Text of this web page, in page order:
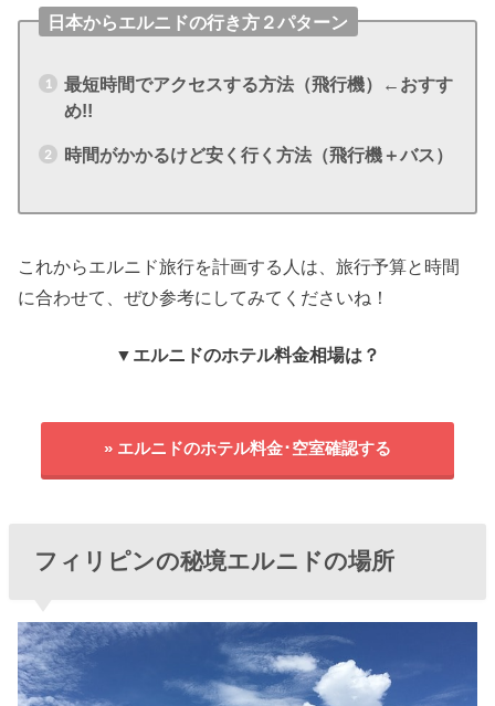
日本からエルニドの行き方２パターン
最短時間でアクセスする方法（飛行機）←おすす
め!!
時間がかかるけど安く行く方法（飛行機＋バス）
これからエルニド旅行を計画する人は、旅行予算と時間
に合わせて、ぜひ参考にしてみてくださいね！
▼エルニドのホテル料金相場は？
» エルニドのホテル料金･空室確認する
フィリピンの秘境エルニドの場所